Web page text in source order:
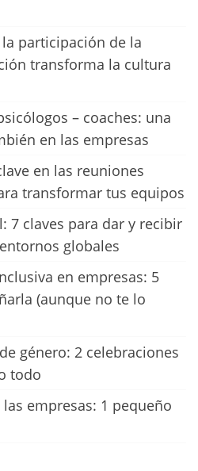
participación de la
transforma la cultura
– coaches: una
en las empresas
en las reuniones
transformar tus equipos
7 claves para dar y recibir
globales
en empresas: 5
(aunque no te lo
género: 2 celebraciones
todo
empresas: 1 pequeño